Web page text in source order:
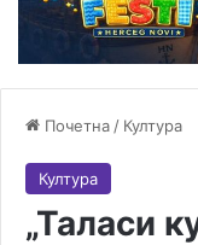
Почетна / Култура
Култура
„Таласи